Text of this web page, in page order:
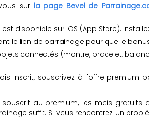
sur la page Bevel de
disponible sur iOS (App Store).
le lien de parrainage pour que le
connectés (montre, bracelet,
inscrit, souscrivez à l'offre premium
au premium, les mois
suffit. Si vous rencontrez un